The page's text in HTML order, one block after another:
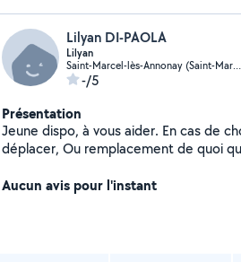
Lilyan DI-PAOLA
Lilyan
Saint-Marcel-lès-Annonay (Saint-Marcel-lès-Annonay)
-/5
Présentation
Jeune dispo, à vous aider. En cas de
déplacer, Ou remplacement de quoi que ce sois selon
Aucun avis pour l'instant